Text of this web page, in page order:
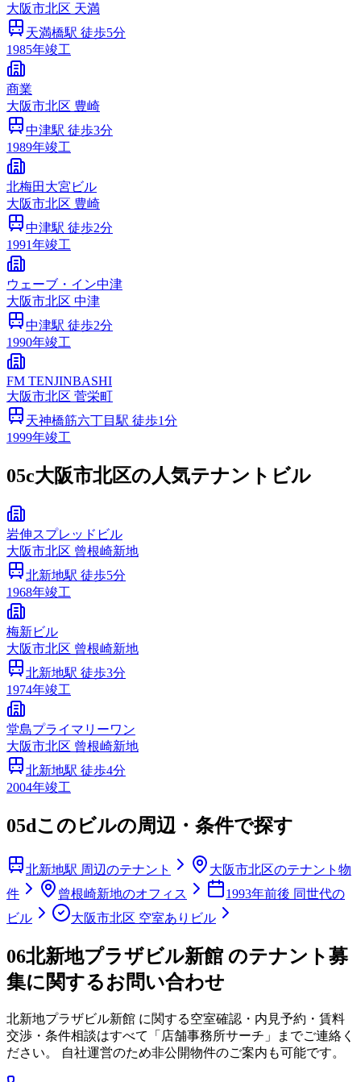
大阪市北区 天満
天満橋駅 徒歩5分
1985年竣工
商業
大阪市北区 豊崎
中津駅 徒歩3分
1989年竣工
北梅田大宮ビル
大阪市北区 豊崎
中津駅 徒歩2分
1991年竣工
ウェーブ・イン中津
大阪市北区 中津
中津駅 徒歩2分
1990年竣工
FM TENJINBASHI
大阪市北区 菅栄町
天神橋筋六丁目 駅 徒歩1分
1999年竣工
05c大阪市北区の人気テナントビル
岩伸スプレッドビル
大阪市北区 曾根崎新地
北新地駅 徒歩5分
1968年竣工
梅新ビル
大阪市北区 曾根崎新地
北新地駅 徒歩3分
1974年竣工
堂島プライマリーワン
大阪市北区 曾根崎新地
北新地駅 徒歩4分
2004年竣工
05dこのビルの周辺・条件で探す
北新地駅 周辺のテナント
大阪市北区のテナント物
件
曾根崎新地のオフィス
1993年前後 同世代の
ビル
大阪市北区 空室ありビル
06北新地プラザビル新館 のテナント募
集に関するお問い合わせ
北新地プラザビル新館 に関する空室確認・内見予約・賃料
交渉・条件相談はすべて「店舗事務所サーチ」までご連絡く
ださい。 自社運営のため非公開物件のご案内も可能です。